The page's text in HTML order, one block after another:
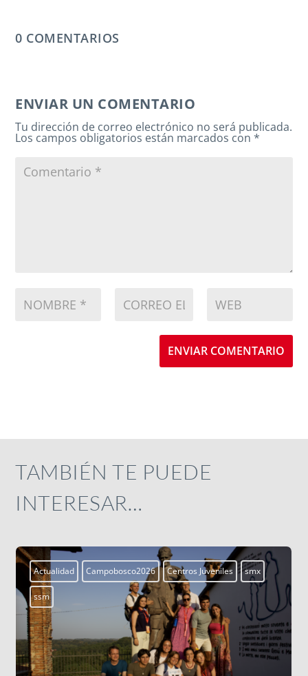
0 COMENTARIOS
ENVIAR UN COMENTARIO
Tu dirección de correo electrónico no será publicada.
Los campos obligatorios están marcados con*
ENVIAR COMENTARIO
TAMBIÉN TE PUEDE
INTERESAR…
Actualidad Campobosco2026 Centros Juveniles smx
ssm